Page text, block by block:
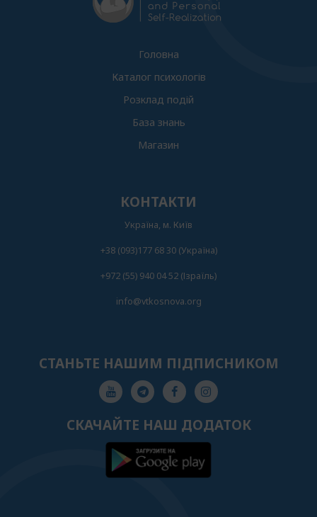
Головна
Каталог психологів
Розклад подій
База знань
Магазин
КОНТАКТИ
Українa, м. Київ
+38 (093)177 68 30 (Українa)
+972 (55) 940 04 52 (Ізраїль)
info@vtkosnova.org
СТАНЬТЕ НАШИМ ПІДПИСНИКОМ
СКАЧАЙТЕ НАШ ДОДАТОК